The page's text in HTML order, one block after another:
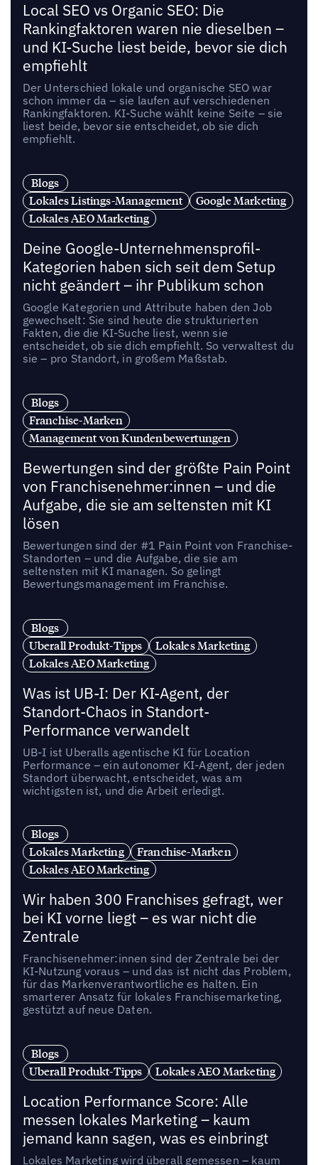
Local SEO vs Organic SEO: Die
Rankingfaktoren waren nie dieselben –
und KI-Suche liest beide, bevor sie dich
empfiehlt
Der Unterschied lokale und organische SEO war
schon immer da – sie laufen auf verschiedenen
Rankingfaktoren. KI-Suche wählt keine Seite – sie
liest beide, bevor sie entscheidet, ob sie dich
empfiehlt.
Blogs
Lokales Listings-Management
Google Marketing
Lokales AEO Marketing
Deine Google-Unternehmensprofil-
Kategorien haben sich seit dem Setup
nicht geändert – ihr Publikum schon
Google Kategorien und Attribute haben den Job
gewechselt: Sie sind heute die strukturierten
Fakten, die die KI-Suche liest, wenn sie
entscheidet, ob sie dich empfiehlt. So verwaltest du
sie – pro Standort, in großem Maßstab.
Blogs
Franchise-Marken
Management von Kundenbewertungen
Bewertungen sind der größte Pain Point
von Franchisenehmer:innen – und die
Aufgabe, die sie am seltensten mit KI
lösen
Bewertungen sind der #1 Pain Point von Franchise-
Standorten – und die Aufgabe, die sie am
seltensten mit KI managen. So gelingt
Bewertungsmanagement im Franchise.
Blogs
Uberall Produkt-Tipps
Lokales Marketing
Lokales AEO Marketing
Was ist UB-I: Der KI-Agent, der
Standort-Chaos in Standort-
Performance verwandelt
UB-I ist Uberalls agentische KI für Location
Performance – ein autonomer KI-Agent, der jeden
Standort überwacht, entscheidet, was am
wichtigsten ist, und die Arbeit erledigt.
Blogs
Lokales Marketing
Franchise-Marken
Lokales AEO Marketing
Wir haben 300 Franchises gefragt, wer
bei KI vorne liegt – es war nicht die
Zentrale
Franchisenehmer:innen sind der Zentrale bei der
KI-Nutzung voraus – und das ist nicht das Problem,
für das Markenverantwortliche es halten. Ein
smarterer Ansatz für lokales Franchisemarketing,
gestützt auf neue Daten.
Blogs
Uberall Produkt-Tipps
Lokales AEO Marketing
Location Performance Score: Alle
messen lokales Marketing – kaum
jemand kann sagen, was es einbringt
Lokales Marketing wird überall gemessen – kaum